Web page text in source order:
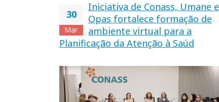
30
Mar
Iniciativa de Conass, Umane e
Opas fortalece formação de
ambiente virtual para a
Planificação da Atenção à Saúd